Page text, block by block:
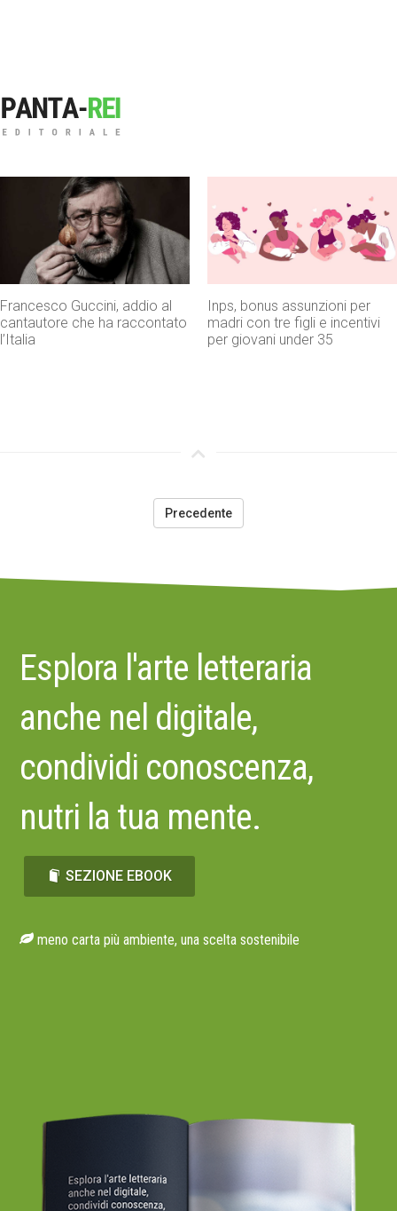
Francesco Guccini, addio al
cantautore che ha raccontato
l’Italia
Inps, bonus assunzioni per
madri con tre figli e incentivi
per giovani under 35
Precedente
Esplora l'arte letteraria
anche nel digitale,
condividi conoscenza,
nutri la tua mente.
SEZIONE EBOOK
meno carta più ambiente, una scelta sostenibile